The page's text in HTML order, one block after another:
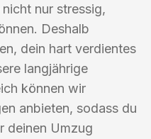
nur stressig,
Deshalb
dein hart verdientes
langjährige
können wir
anbieten, sodass du
deinen Umzug